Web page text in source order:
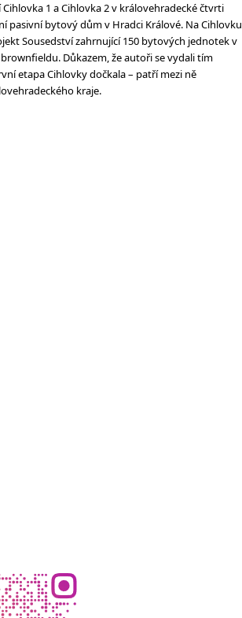
1 a Cihlovka 2 v královehradecké čtvrti
pasivní bytový dům v Hradci Králové. Na Cihlovku
Sousedství zahrnující 150 bytových jednotek v
Důkazem, že autoři se vydali tím
etapa Cihlovky dočkala – patří mezi ně
kraje.